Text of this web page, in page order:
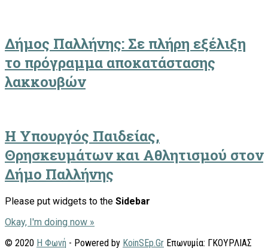
Δήμος Παλλήνης: Σε πλήρη εξέλιξη
το πρόγραμμα αποκατάστασης
λακκουβών
Η Υπουργός Παιδείας,
Θρησκευμάτων και Αθλητισμού στον
Δήμο Παλλήνης
Please put widgets to the Sidebar
Okay, I'm doing now »
© 2020 Η Φωνή - Powered by KoinSEp.Gr Επωνυμία: ΓΚΟΥΡΛΙΑΣ